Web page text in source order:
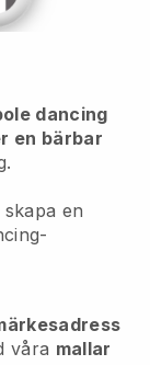
dancing
en bärbar
en
våra mallar